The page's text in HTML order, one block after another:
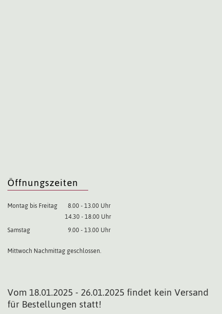
Öffnungszeiten
Montag bis Freitag
8.00 - 13.00 Uhr
14.30 - 18.00 Uhr
Samstag
9.00 - 13.00 Uhr
Mittwoch Nachmittag geschlossen.
Vom 18.01.2025 - 26.01.2025 findet kein Versand
für Bestellungen statt!